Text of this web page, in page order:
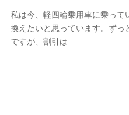
(https://pshoken.co.jp/)
リトルファミリー少額短
(https://www.littlefamily-
郵便、電話、およびＥメー
私は今、軽四輪乗用車に乗って
換えたいと思っています。ず
ですが、割引は…